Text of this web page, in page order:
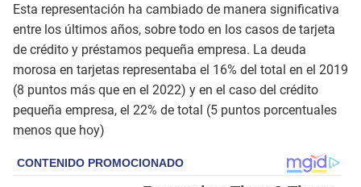
Esta representación ha cambiado de manera significativa
entre los últimos años, sobre todo en los casos de tarjeta
de crédito y préstamos pequeña empresa. La deuda
morosa en tarjetas representaba el 16% del total en el 2019
(8 puntos más que en el 2022) y en el caso del crédito
pequeña empresa, el 22% de total (5 puntos porcentuales
menos que hoy)